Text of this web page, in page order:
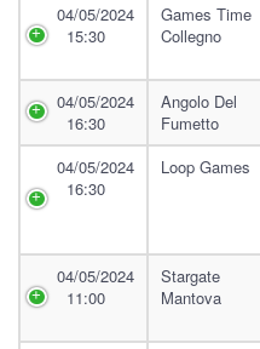
04/05/2024
15:30
Games Time
Collegno
04/05/2024
16:30
Angolo Del
Fumetto
04/05/2024
16:30
Loop Games
04/05/2024
11:00
Stargate
Mantova